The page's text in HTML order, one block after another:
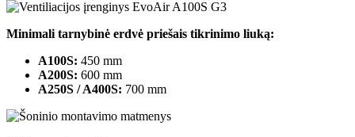
Minimali tarnybinė erdvė priešais tikrinimo liuką:
A100S: 450 mm
A200S: 600 mm
A250S / A400S: 700 mm